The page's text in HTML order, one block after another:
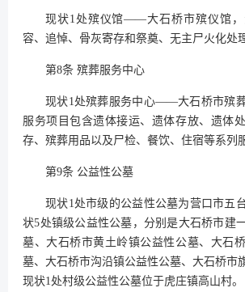
现状1处殡仪馆——大石桥市殡仪馆，
容、追悼、骨灰寄存和祭奠、无主尸火化处
第8条 殡葬服务中心
现状1处殡葬服务中心——大石桥市殡
服务项目包含遗体接运、遗体存放、遗体
存、殡葬用品以及尸检、餐饮、住宿等系列
第9条 公益性公墓
现状1处市级的公益性公墓为营口市五
状5处镇级公益性公墓，分别是大石桥市建
墓、大石桥市黄土岭镇公益性公墓、大石
墓、大石桥市沟沿镇公益性公墓、大石桥市
现状1处村级公益性公墓位于虎庄镇高山村。